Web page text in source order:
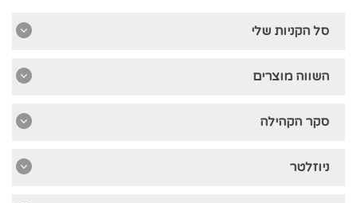
סל הקניות שלי
השווה מוצרים
סקר הקהילה
ניוזלטר